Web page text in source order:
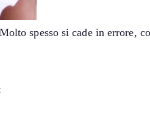
spesso si cade in errore,